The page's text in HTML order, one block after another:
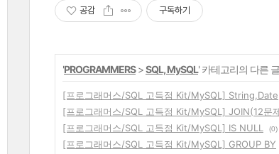
공감 구독하기
'PROGRAMMERS>SQL, MySQL' 카테고리의 다른 글
[프로그래머스/SQL 고득점 Kit/MySQL] String,Date
[프로그래머스/SQL 고득점 Kit/MySQL] JOIN(12문
[프로그래머스/SQL 고득점 Kit/MySQL] IS NULL
(0)
[프로그래머스/SQL 고득점 Kit/MySQL] GROUP BY